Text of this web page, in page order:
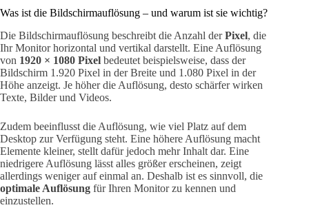
Was ist die Bildschirmauflösung – und warum ist sie wichtig?
Die Bildschirmauflösung beschreibt die Anzahl derPixel, die
Ihr Monitor horizontal und vertikal darstellt. Eine Auflösung
von 1920 × 1080 Pixel bedeutet beispielsweise, dass der
Bildschirm 1.920 Pixel in der Breite und 1.080 Pixel in der
Höhe anzeigt. Je höher die Auflösung, desto schärfer wirken
Texte, Bilder und Videos.
Zudem beeinflusst die Auflösung, wie viel Platz auf dem
Desktop zur Verfügung steht. Eine höhere Auflösung macht
Elemente kleiner, stellt dafür jedoch mehr Inhalt dar. Eine
niedrigere Auflösung lässt alles größer erscheinen, zeigt
allerdings weniger auf einmal an. Deshalb ist es sinnvoll, die
optimale Auflösung für Ihren Monitor zu kennen und
einzustellen.